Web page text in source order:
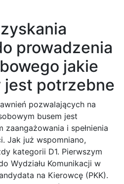
prowadzenia
jakie
jest potrzebne
pozwalających na
busem jest
zaangażowania i spełnienia
Jak już wspomniano,
kategorii D1. Pierwszym
Wydziału Komunikacji w
na Kierowcę (PKK).